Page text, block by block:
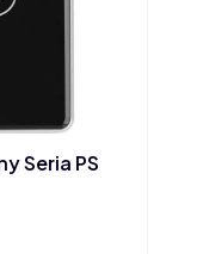
Seria PS